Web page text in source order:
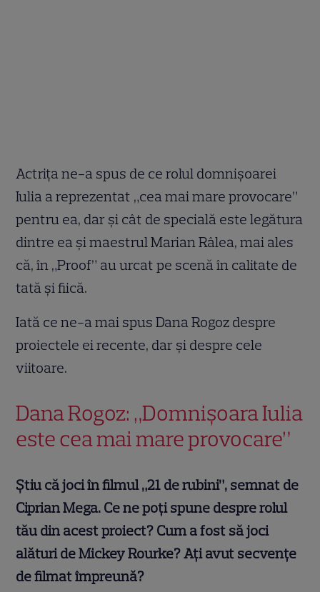
Actrița ne-a spus de ce rolul domnișoarei
Iulia a reprezentat „cea mai mare provocare”
pentru ea, dar și cât de specială este legătura
dintre ea și maestrul Marian Râlea, mai ales
că, în „Proof” au urcat pe scenă în calitate de
tată și fiică.
Iată ce ne-a mai spus Dana Rogoz despre
proiectele ei recente, dar și despre cele
viitoare.
Dana Rogoz: „Domnișoara Iulia
este cea mai mare provocare”
Știu că joci în filmul „21 de rubini”, semnat de
Ciprian Mega. Ce ne poți spune despre rolul
tău din acest proiect? Cum a fost să joci
alături de Mickey Rourke? Ați avut secvențe
de filmat împreună?